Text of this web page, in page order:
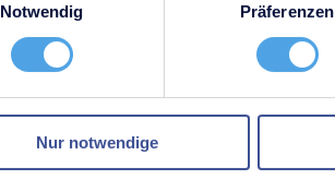
Notwendig
Präferenzen
Nur notwendige
E-Mail
Telefonnummer